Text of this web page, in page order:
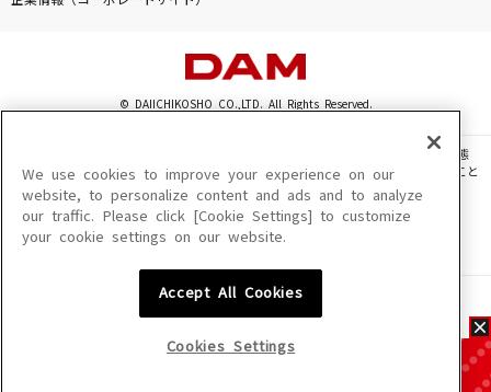
© DAIICHIKOSHO CO.,LTD. All Rights Reserved.
このサイトに掲載されている一切の文章・画像・写真・動画・音声等を、手段や形態
を問わず、著作権法の定める範囲を超えて無断で複製、転載、ファイル化などすること
を禁じます。
楽曲及びコンテンツは、機種によりご利用いただけない場合があります。
楽曲及びコンテンツの配信日、配信内容が変更になる場合があります。
We use cookies to improve your experience on our
website, to personalize content and ads and to analyze
our traffic. Please click [Cookie Settings] to customize
your cookie settings on our website.
Accept All Cookies
Cookies Settings